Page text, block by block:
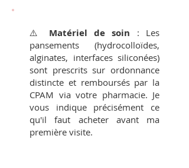
⚠️ Matériel de soin : Les
pansements (hydrocolloïdes,
alginates, interfaces siliconées)
sont prescrits sur ordonnance
distincte et remboursés par la
CPAM via votre pharmacie. Je
vous indique précisément ce
qu'il faut acheter avant ma
première visite.